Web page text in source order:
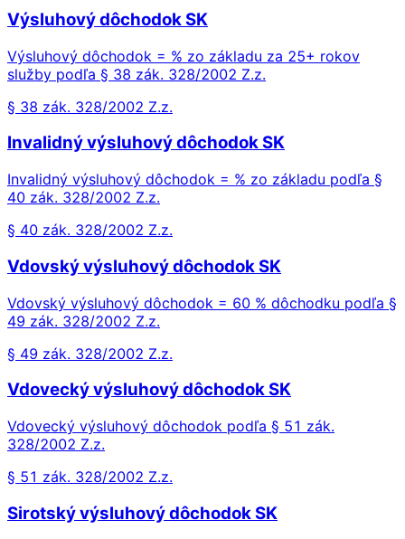
Výsluhový dôchodok SK
Výsluhový dôchodok = % zo základu za 25+ rokov
služby podľa § 38 zák. 328/2002 Z.z.
§ 38 zák. 328/2002 Z.z.
Invalidný výsluhový dôchodok SK
Invalidný výsluhový dôchodok = % zo základu podľa §
40 zák. 328/2002 Z.z.
§ 40 zák. 328/2002 Z.z.
Vdovský výsluhový dôchodok SK
Vdovský výsluhový dôchodok = 60 % dôchodku podľa §
49 zák. 328/2002 Z.z.
§ 49 zák. 328/2002 Z.z.
Vdovecký výsluhový dôchodok SK
Vdovecký výsluhový dôchodok podľa § 51 zák.
328/2002 Z.z.
§ 51 zák. 328/2002 Z.z.
Sirotský výsluhový dôchodok SK